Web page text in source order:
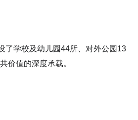
了学校及幼儿园44所、对外公园13
价值的深度承载。